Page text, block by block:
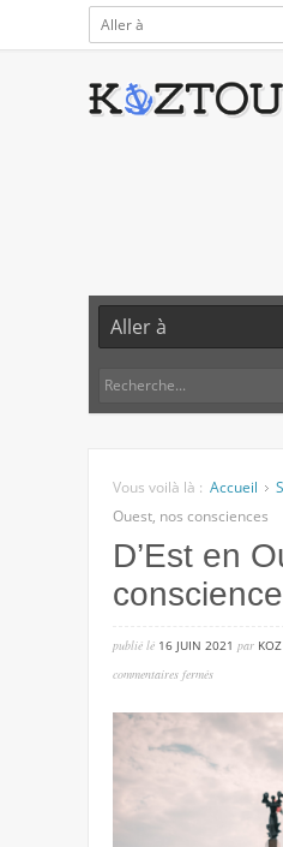
Vous voilà là : Accueil
Ouest, nos consciences
D’Est en
publié lé 16 JUIN 2021 par KOZ
commentaires ferméssur
en